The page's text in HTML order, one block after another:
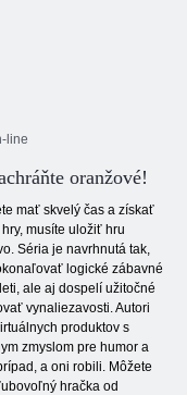
line
oranžové!
mať skvelý čas a získať
musíte uložiť hru
Séria je navrhnutá tak,
logické zábavné
ale aj dospelí užitočné
vynaliezavosti. Autori
produktov s
zmyslom pre humor a
a oni robili. Môžete
hračka od